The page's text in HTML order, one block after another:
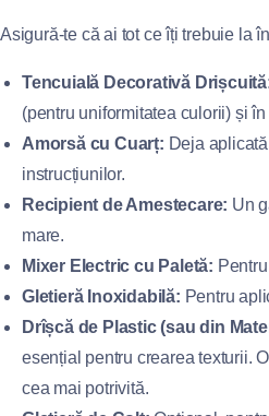
Asigură-te că ai tot ce îți trebuie la
Tencuială Decorativă
(pentru uniformitatea culorii) și
Amorsă cu Cuarț: Deja
instrucțiunilor.
Recipient de Amestecare: Un
mare.
Mixer Electric cu Paletă:
Gletieră Inoxidabilă: Pentru
Drîșcă de Plastic (sau din
esențial pentru crearea texturii.
cea mai potrivită.